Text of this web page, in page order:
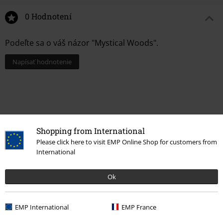
Shopping from International
Please click here to visit EMP Online Shop for customers from
International
Ok
EMP International EMP France
0 Hodnotení
Podeľte sa o váš názor "Mystical Woods".
Napísať hodnotenie
Naposledy navštívené